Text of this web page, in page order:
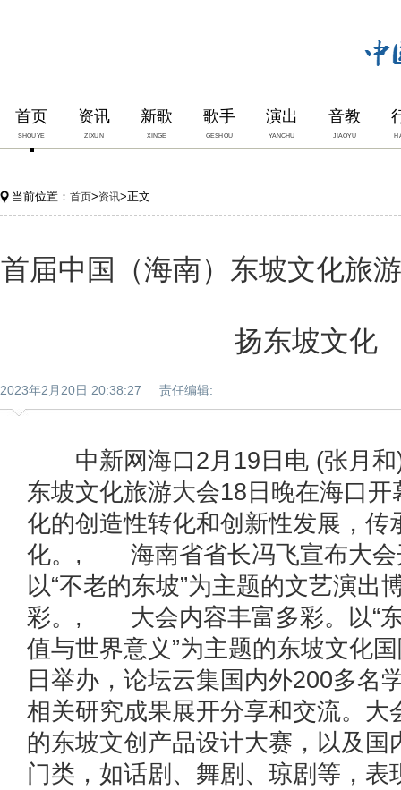
首页
SHOUYE
资讯
ZIXUN
新歌
XINGE
歌手
GESHOU
演出
YANCHU
音教
JIAOYU
当前位置： 首页>资讯>正文
首届中国（海南）东坡文化旅
扬东坡文化
2023年2月20日 20:38:27 责任编辑:
中新网海口2月19日电 (张月和
东坡文化旅游大会18日晚在海口
化的创造性转化和创新性发展，传
化。, 海南省省长冯飞宣布大会
以“不老的东坡”为主题的文艺演出
彩。, 大会内容丰富多彩。以“
值与世界意义”为主题的东坡文化
日举办，论坛云集国内外200多名
相关研究成果展开分享和交流。大
的东坡文创产品设计大赛，以及国
门类，如话剧、舞剧、琼剧等，表